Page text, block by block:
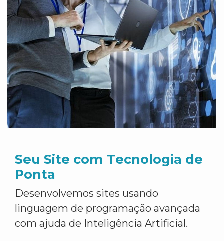
Seu Site com Tecnologia de
Ponta
Desenvolvemos sites usando
linguagem de programação avançada
com ajuda de Inteligência Artificial.